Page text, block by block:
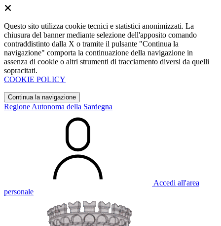
Questo sito utilizza cookie tecnici e statistici anonimizzati. La
chiusura del banner mediante selezione dell'apposito comando
contraddistinto dalla X o tramite il pulsante "Continua la
navigazione" comporta la continuazione della navigazione in
assenza di cookie o altri strumenti di tracciamento diversi da quelli
sopracitati.
COOKIE POLICY
Continua la navigazione
Regione Autonoma della Sardegna
Accedi all'area
personale